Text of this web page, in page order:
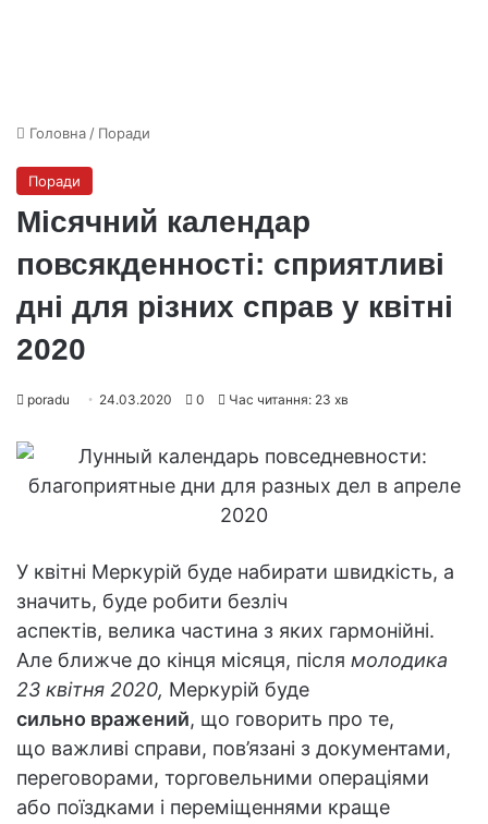
Головна / Поради
Поради
Місячний календар
повсякденності: сприятливі
дні для різних справ у квітні
2020
poradu 24.03.2020 0 Час читання: 23 хв
У квітні Меркурій буде набирати швидкість, а
значить, буде робити безліч
аспектів, велика частина з яких гармонійні.
Але ближче до кінця місяця, після молодика
23 квітня 2020, Меркурій буде
сильно вражений, що говорить про те,
що важливі справи, пов’язані з документами,
переговорами, торговельними операціями
або поїздками і переміщеннями краще